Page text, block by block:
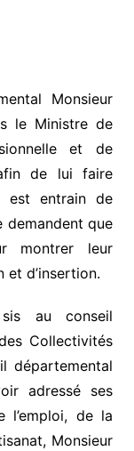
Monsieur
le Ministre de
et de
de lui faire
est entrain de
demandent que
montrer leur
d’insertion.
au conseil
Collectivités
départemental
adressé ses
l’emploi, de la
Monsieur